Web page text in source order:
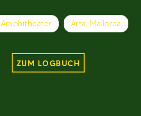
Arta, Mallorca
ZUM LOGBUCH